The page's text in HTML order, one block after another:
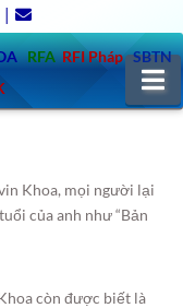
|
RFA RFI Pháp SBTN
Khoa, mọi người lại
của anh như “Bản
còn được biết là